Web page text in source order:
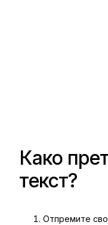
Како
текст?
Отпремите